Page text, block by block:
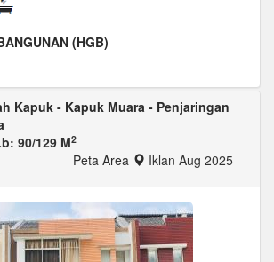
(HGB)
Kapuk - Kapuk Muara - Penjaringan
90/129 M2
Peta Area Iklan Aug 2025